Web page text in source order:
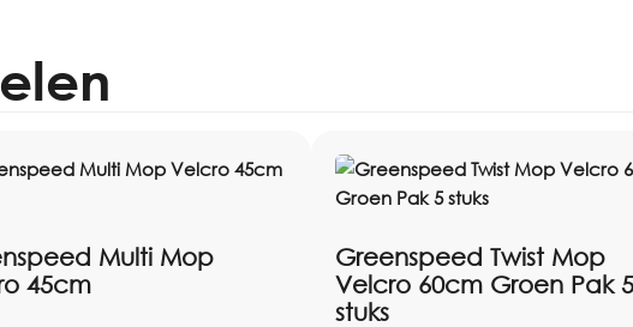
Multi Mop
45cm
Greenspeed Twist Mop
Velcro 60cm Groen Pak 5
stuks